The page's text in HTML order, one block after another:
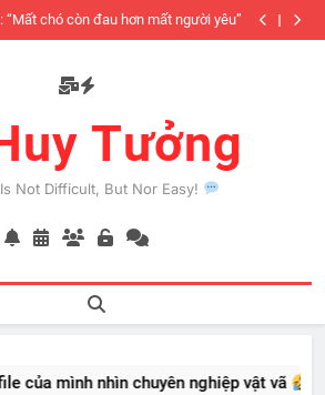
“Mất chó còn đau hơn mất người yêu”
Tưởng
Not Difficult, But Nor Easy!
của mình nhìn chuyên nghiệp vật vã